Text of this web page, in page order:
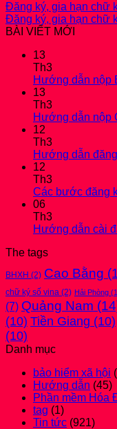
Đăng ký, gia hạn chữ
Đăng ký, gia hạn chữ
BÀI VIẾT MỚI
13
Th3
Hướng dẫn nộp
13
Th3
Hướng dẫn nộp
12
Th3
Hướng dẫn
12
Th3
Các bước đăng
06
Th3
Hướng dẫn cài
The tags
BHXH (2) Cao Bằng
chữ ký số vina (2) Hải Phòng
(7) Quảng Nam
(10) Tiền Giang (10)
(10)
Danh mục
bảo hiểm xã hội
Hướng dẫn (45)
Phần mềm
tag (1)
Tin tức (921)